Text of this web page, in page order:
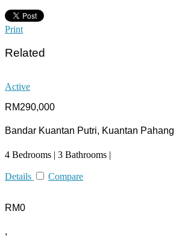
Print
Related
Active
RM290,000
Bandar Kuantan Putri, Kuantan Pahang
4 Bedrooms | 3 Bathrooms |
Details Compare
RM0
,